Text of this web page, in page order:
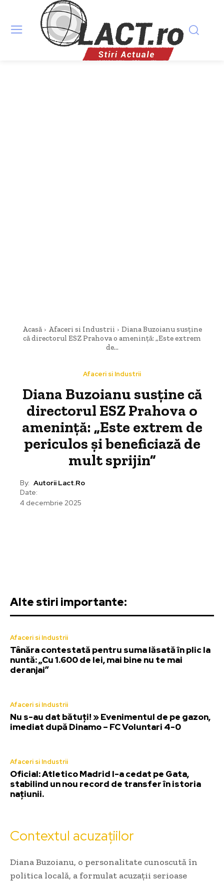
Acasă Afaceri si Industrii
Diana Buzoianu susține
că directorul ESZ Prahova o amenință: „Este extrem
de...
Afaceri si Industrii
Diana Buzoianu susține că
directorul ESZ Prahova o
amenință: „Este extrem de
periculos și beneficiază de
mult sprijin”
By: Autorii Lact.ro
Date:
4 decembrie 2025
Alte stiri importante:
Afaceri si Industrii
Tânăra contestată pentru suma lăsată în plic la
nuntă: „Cu 1.600 de lei, mai bine nu te mai
deranjai”
Afaceri si Industrii
Nu s-au dat bătuți! » Evenimentul de pe gazon,
imediat după Dinamo – FC Voluntari 4-0
Afaceri si Industrii
Oficial: Atletico Madrid l-a cedat pe Gata,
stabilind un nou record de transfer în istoria
națiunii.
Contextul acuzațiilor
Diana Buzoianu, o personalitate cunoscută în
politica locală, a formulat acuzații serioase